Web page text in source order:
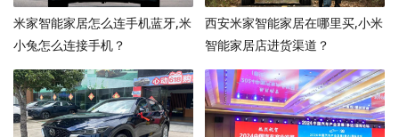
米家智能家居怎么连手机蓝牙,米
小兔怎么连接手机？
西安米家智能家居在哪里买,小米
智能家居店进货渠道？